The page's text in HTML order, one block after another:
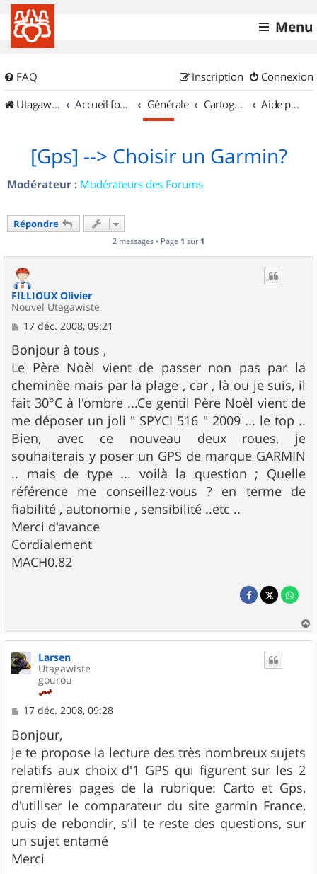
Menu
FAQ Connexion
Inscription
UtagawaVTT (Randos VTT et VTTAE avec traces GPS)
Accueil forum Générale Cartographie et GPS Aide pour l'achat d'un GPS
[Gps] --> Choisir un Garmin?
Modérateur : Modérateurs des Forums
Répondre
2 messages • Page 1 sur 1
FILLIOUX Olivier
Nouvel Utagawiste
M
s
s
a
g
e
17 déc. 2008, 09:21
Bonjour à tous ,
Le Père Noèl vient de passer non pas par la
cheminèe mais par la plage , car , là ou je suis, il
fait 30°C à l'ombre ...Ce gentil Père Noèl vient de
me déposer un joli " SPYCI 516 " 2009 ... le top ..
Bien, avec ce nouveau deux roues, je
souhaiterais y poser un GPS de marque GARMIN
.. mais de type ... voilà la question ; Quelle
référence me conseillez-vous ? en terme de
fiabilité , autonomie , sensibilité ..etc ..
Merci d'avance
Cordialement
MACH0.82
a
Larsen
Utagawiste
gourou
M
s
s
a
g
e
17 déc. 2008, 09:28
Bonjour,
Je te propose la lecture des très nombreux sujets
relatifs aux choix d'1 GPS qui figurent sur les 2
premières pages de la rubrique: Carto et Gps,
d'utiliser le comparateur du site garmin France,
puis de rebondir, s'il te reste des questions, sur
un sujet entamé
Merci